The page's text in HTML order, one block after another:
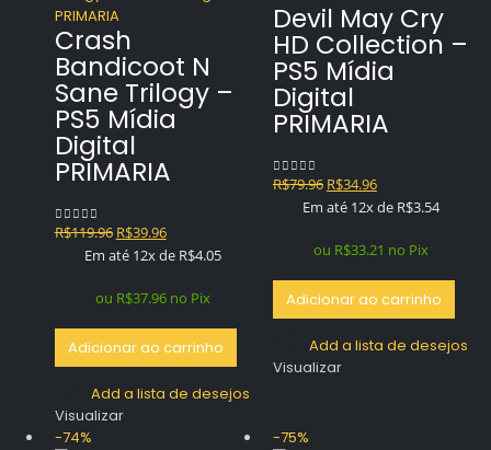
Crash
Bandicoot N
Sane Trilogy –
PS5 Mídia
Digital
PRIMARIA
0out of 5
R$119.96 O
preço
era:
R$39.96O
preço
é:
Em até 12x de R$4.05
ou R$37.96 no Pix
Adicionar ao carrinho
Add a lista de desejos
Visualizar
Devil May Cry
HD Collection –
PS5 Mídia
Digital
PRIMARIA
0out of 5
R$79.96 O
preço
era:
R$34.96O
preço
é:
Em até 12x de R$3.54
ou R$33.21 no Pix
Adicionar ao carrinho
Add a lista de desejos
Visualizar
-74% -75%